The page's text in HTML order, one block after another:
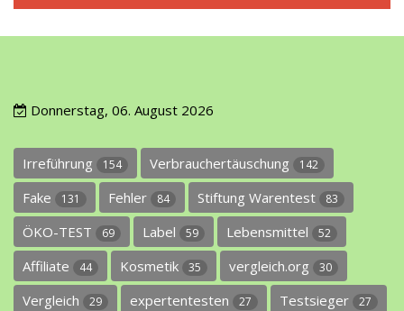
Donnerstag, 06. August 2026
Irreführung 154 Verbrauchertäuschung 142
Fake 131 Fehler 84 Stiftung Warentest 83
ÖKO-TEST 69 Label 59 Lebensmittel 52
Affiliate 44 Kosmetik 35 vergleich.org 30
Vergleich 29 expertentesten 27 Testsieger 27